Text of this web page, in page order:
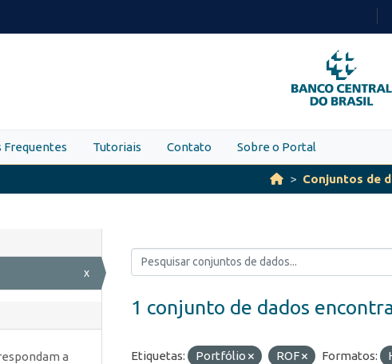
PARA
O
CONTEÚDO
Frequentes Tutoriais Contato Sobre o Portal
Conjuntos de
x
a
1 conjunto de dados
Etiquetas: Portfólio ROF Formatos: